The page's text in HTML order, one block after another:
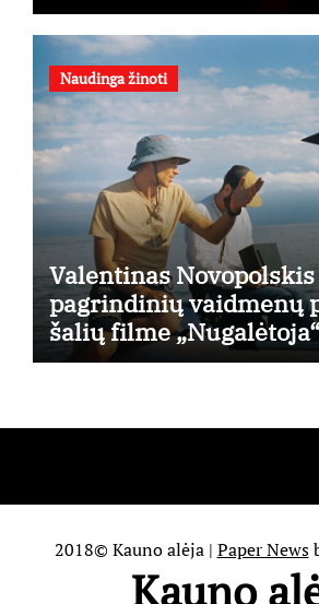
Naudinga žinoti
Valentinas
pagrindinių vaidmenų
šalių filme
kino teatruose – nuo
2018© Kauno alėja | Paper News
Kauno